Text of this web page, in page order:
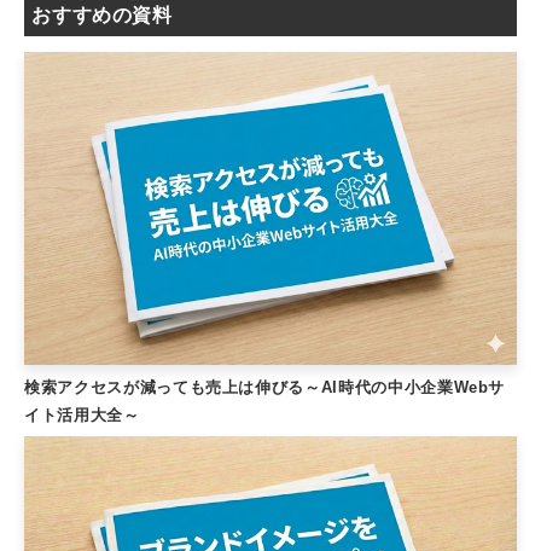
おすすめの資料
検索アクセスが減っても売上は伸びる～AI時代の中小企業Webサ
イト活用大全～